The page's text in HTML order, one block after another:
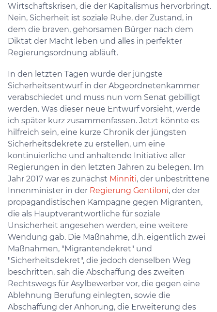
Wirtschaftskrisen, die der Kapitalismus hervorbringt.
Nein, Sicherheit ist soziale Ruhe, der Zustand, in
dem die braven, gehorsamen Bürger nach dem
Diktat der Macht leben und alles in perfekter
Regierungsordnung abläuft.
In den letzten Tagen wurde der jüngste
Sicherheitsentwurf in der Abgeordnetenkammer
verabschiedet und muss nun vom Senat gebilligt
werden. Was dieser neue Entwurf vorsieht, werde
ich später kurz zusammenfassen. Jetzt könnte es
hilfreich sein, eine kurze Chronik der jüngsten
Sicherheitsdekrete zu erstellen, um eine
kontinuierliche und anhaltende Initiative aller
Regierungen in den letzten Jahren zu belegen. Im
Jahr 2017 war es zunächst Minniti, der unbestrittene
Innenminister in der Regierung Gentiloni, der der
propagandistischen Kampagne gegen Migranten,
die als Hauptverantwortliche für soziale
Unsicherheit angesehen werden, eine weitere
Wendung gab. Die Maßnahme, d.h. eigentlich zwei
Maßnahmen, "Migrantendekret" und
"Sicherheitsdekret", die jedoch denselben Weg
beschritten, sah die Abschaffung des zweiten
Rechtswegs für Asylbewerber vor, die gegen eine
Ablehnung Berufung einlegten, sowie die
Abschaffung der Anhörung, die Erweiterung des